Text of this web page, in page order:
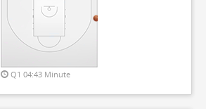
Q1 04:43 Minute